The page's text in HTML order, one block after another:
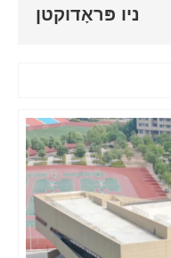
וויטסטאַנד שווער לאָודז און
שטיצן און שוץ פון די
טרעפן אַ ברייט קייט פון פּלאַן
אַזאַ ווי קלאַסרומז, לאַבס,
אָפאַסיז. שטאָל איז אַ העכסט
צו זיין קאַנסטראַקטאַד אין אַ
צו אַקאַמאַדייט פאַרשידענע
באדערפענישן.
איז זייער געווער און נידעריק
ניו פּראָדוקטן